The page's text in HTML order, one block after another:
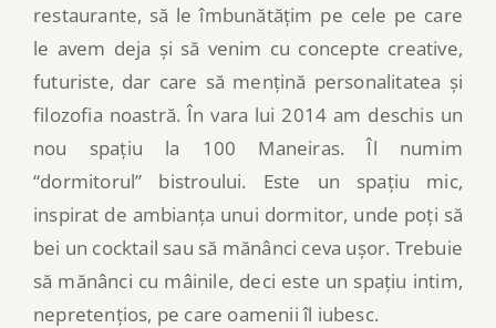
restaurante, să le îmbunătățim pe cele pe care
le avem deja și să venim cu concepte creative,
futuriste, dar care să mențină personalitatea și
filozofia noastră. În vara lui 2014 am deschis un
nou spațiu la 100 Maneiras. Îl numim
“dormitorul” bistroului. Este un spațiu mic,
inspirat de ambianța unui dormitor, unde poți să
bei un cocktail sau să mănânci ceva ușor. Trebuie
să mănânci cu mâinile, deci este un spațiu intim,
nepretențios, pe care oamenii îl iubesc.